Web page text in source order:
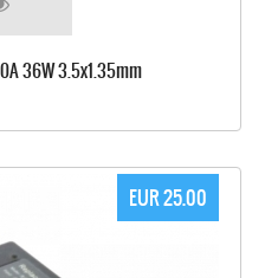
36W 3.5x1.35mm
EUR 25.00